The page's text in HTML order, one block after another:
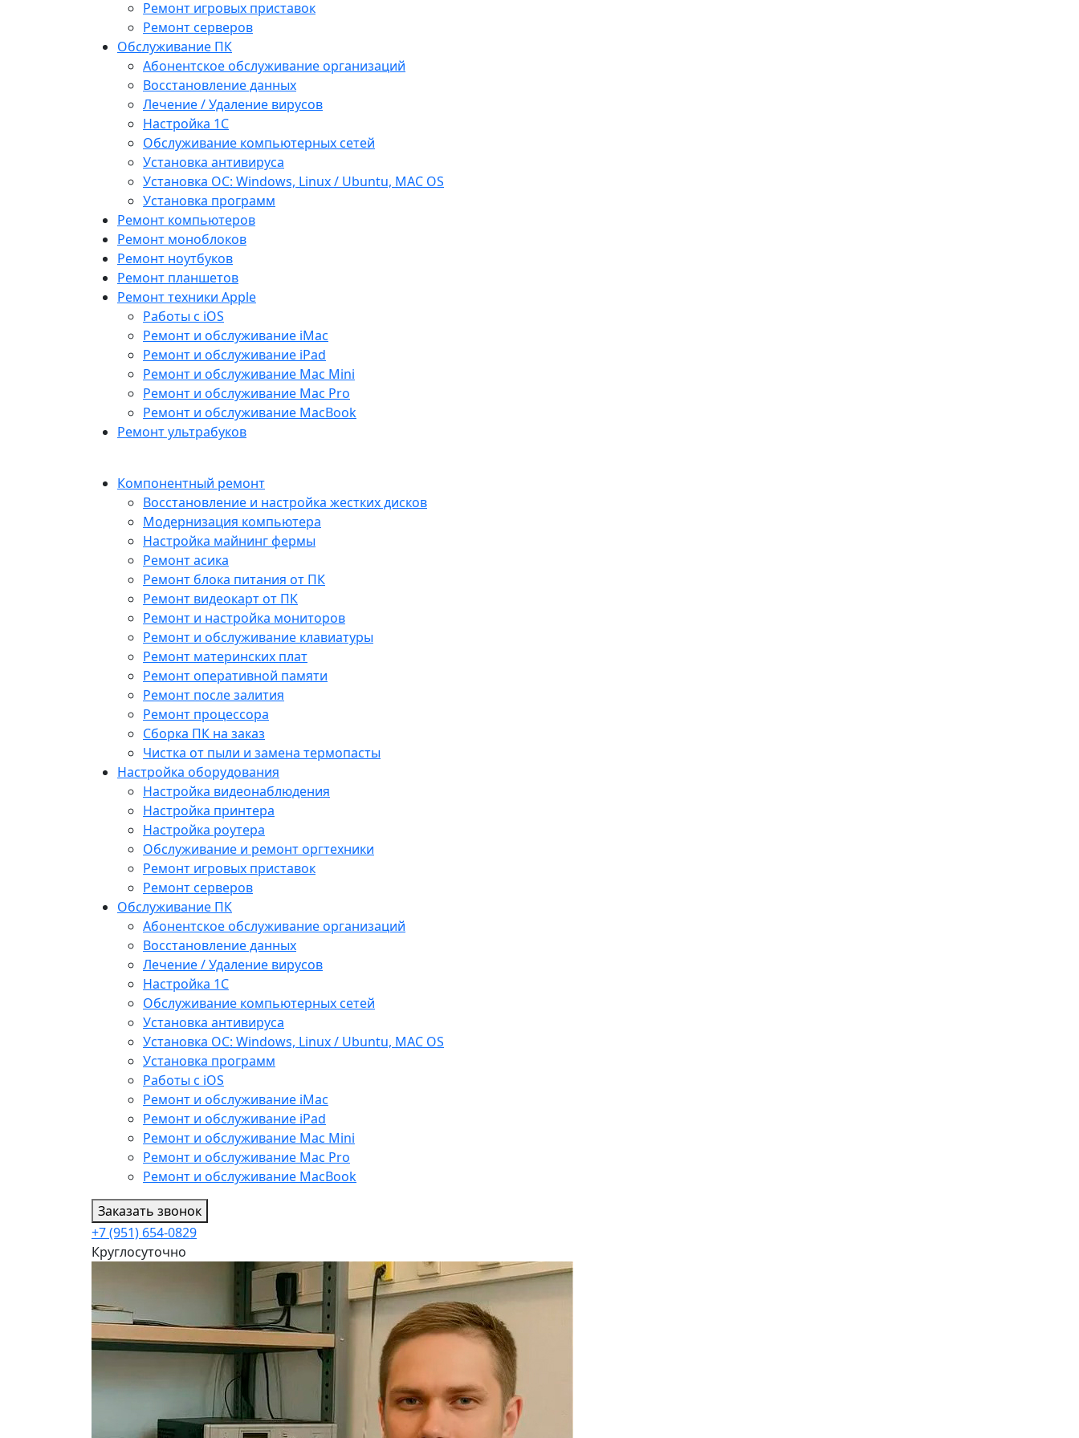
Ремонт игровых приставок
Ремонт серверов
Обслуживание ПК
Абонентское обслуживание организаций
Восстановление данных
Лечение / Удаление вирусов
Настройка 1С
Обслуживание компьютерных сетей
Установка антивируса
Установка ОС: Windows, Linux / Ubuntu, МАС OS
Установка программ
Ремонт компьютеров
Ремонт моноблоков
Ремонт ноутбуков
Ремонт планшетов
Ремонт техники Apple
Работы с iOS
Ремонт и обслуживание iMac
Ремонт и обслуживание iPad
Ремонт и обслуживание Mac Mini
Ремонт и обслуживание Mac Pro
Ремонт и обслуживание MacBook
Ремонт ультрабуков
Компонентный ремонт
Восстановление и настройка жестких дисков
Модернизация компьютера
Настройка майнинг фермы
Ремонт асика
Ремонт блока питания от ПК
Ремонт видеокарт от ПК
Ремонт и настройка мониторов
Ремонт и обслуживание клавиатуры
Ремонт материнских плат
Ремонт оперативной памяти
Ремонт после залития
Ремонт процессора
Сборка ПК на заказ
Чистка от пыли и замена термопасты
Настройка оборудования
Настройка видеонаблюдения
Настройка принтера
Настройка роутера
Обслуживание и ремонт оргтехники
Ремонт игровых приставок
Ремонт серверов
Обслуживание ПК
Абонентское обслуживание организаций
Восстановление данных
Лечение / Удаление вирусов
Настройка 1С
Обслуживание компьютерных сетей
Установка антивируса
Установка ОС: Windows, Linux / Ubuntu, МАС OS
Установка программ
Работы с iOS
Ремонт и обслуживание iMac
Ремонт и обслуживание iPad
Ремонт и обслуживание Mac Mini
Ремонт и обслуживание Mac Pro
Ремонт и обслуживание MacBook
Заказать звонок
+7 (951) 654-0829
Круглосуточно